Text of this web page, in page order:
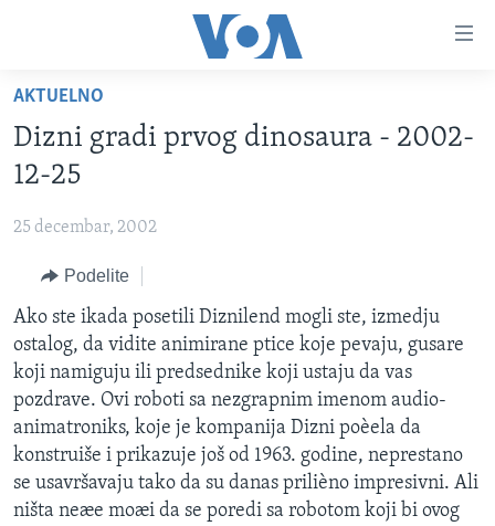
glavni
sadržaj
Idi
na
glavnu
pretragu
RUBRIKE
BALKAN
GLOBALNE TEME
EKONOMIJA
NAUKA I TEHNOLOGIJA
MEDICINA
KULTURA
DRUŠTVO
SPORT
OTVORENI STUDIO
IZ AMERIKE
PRATITE NAS
Jezici
AKTUELNO
Dizni gradi prvog dinosaura - 2002-
12-25
25 decembar, 2002
Podelite
Ako ste ikada posetili Diznilend mogli ste, izmedju
ostalog, da vidite animirane ptice koje pevaju, gusare
koji namiguju ili predsednike koji ustaju da vas
pozdrave. Ovi roboti sa nezgrapnim imenom audio-
animatroniks, koje je kompanija Dizni poèela da
konstruiše i prikazuje još od 1963. godine, neprestano
se usavršavaju tako da su danas prilièno impresivni. Ali
ništa neæe moæi da se poredi sa robotom koji bi ovog